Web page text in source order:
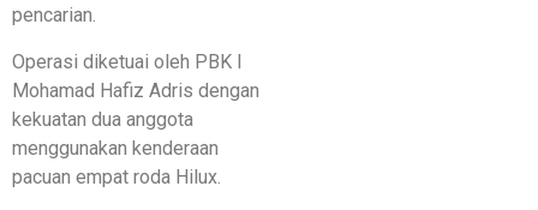
pencarian.
Operasi diketuai oleh PBK I
Mohamad Hafiz Adris dengan
kekuatan dua anggota
menggunakan kenderaan
pacuan empat roda Hilux.